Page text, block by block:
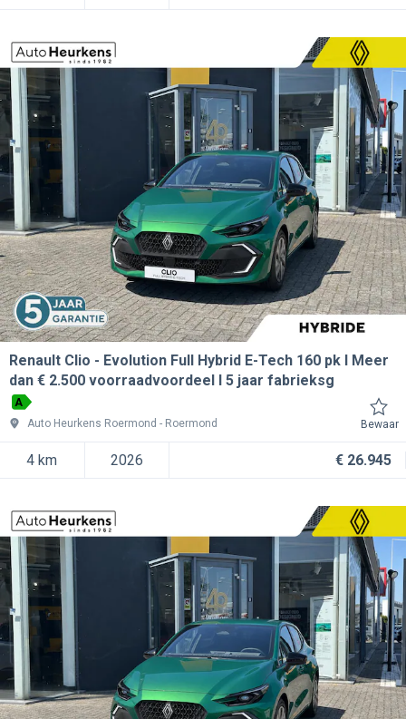
Renault Clio
Evolution Full Hybrid E-Tech 160 pk l Meer
dan € 2.500 voorraadvoordeel l 5 jaar fabrieksg
A
Auto Heurkens Roermond
Roermond Bewaar
4 km 2026 € 26.945